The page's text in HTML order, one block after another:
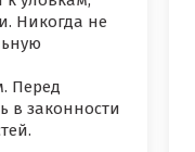
Никогда не
Перед
в законности